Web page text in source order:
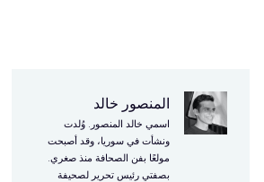
المنصور خالد
اسمي خالد المنصور. وُلدت
ونشأت في سوريا، وقد أصبحت
مولعًا بفن الصحافة منذ صغري.
بصفتي رئيس تحرير لصحيفة